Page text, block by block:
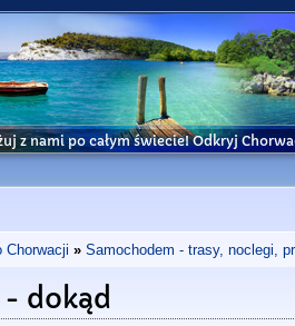
z nami po całym świecie! Odkryj
Chorwacji » Samochodem - trasy, noclegi,
- dokąd